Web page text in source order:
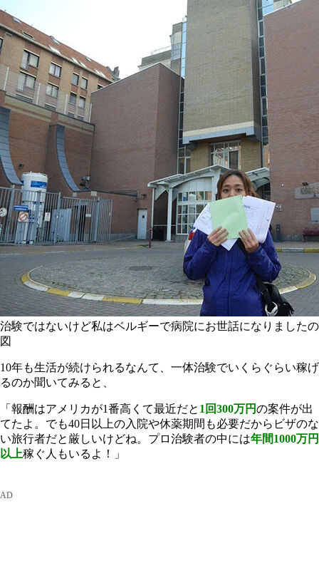
治験ではないけど私はベルギーで病院にお世話になりましたの
図
10年も生活が続けられるなんて、一体治験でいくらぐらい稼げ
るのか聞いてみると、
「報酬はアメリカが1番高くて最近だと 1回300万円の案件が出
てたよ。でも40日以上の入院や休薬期間も必要だからビザのな
い旅行者だと厳しいけどね。プロ治験者の中には年間1000万円
以上稼ぐ人もいるよ！」